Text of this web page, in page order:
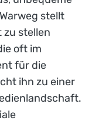
stellt
zu stellen
oft im
für die
ihn zu einer